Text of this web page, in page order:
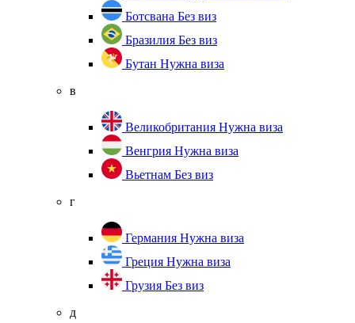
Ботсвана Без виз
Бразилия Без виз
Бутан Нужна виза
в
Великобритания Нужна виза
Венгрия Нужна виза
Вьетнам Без виз
г
Германия Нужна виза
Греция Нужна виза
Грузия Без виз
д